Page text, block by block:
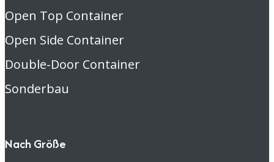
Open Top Container
Open Side Container
Double-Door Container
Sonderbau
Nach Größe